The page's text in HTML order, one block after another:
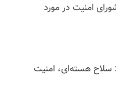
امنیت در مورد
مواجه هستیم: سلاح هسته‌ای، امنیت